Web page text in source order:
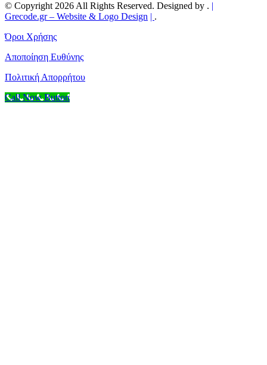
© Copyright 2026 All Rights Reserved. Designed by . |
Grecode.gr– Website & Logo Design | .
Όροι Χρήσης
Αποποίηση Ευθύνης
Πολιτική Απορρήτου
Call Now Button